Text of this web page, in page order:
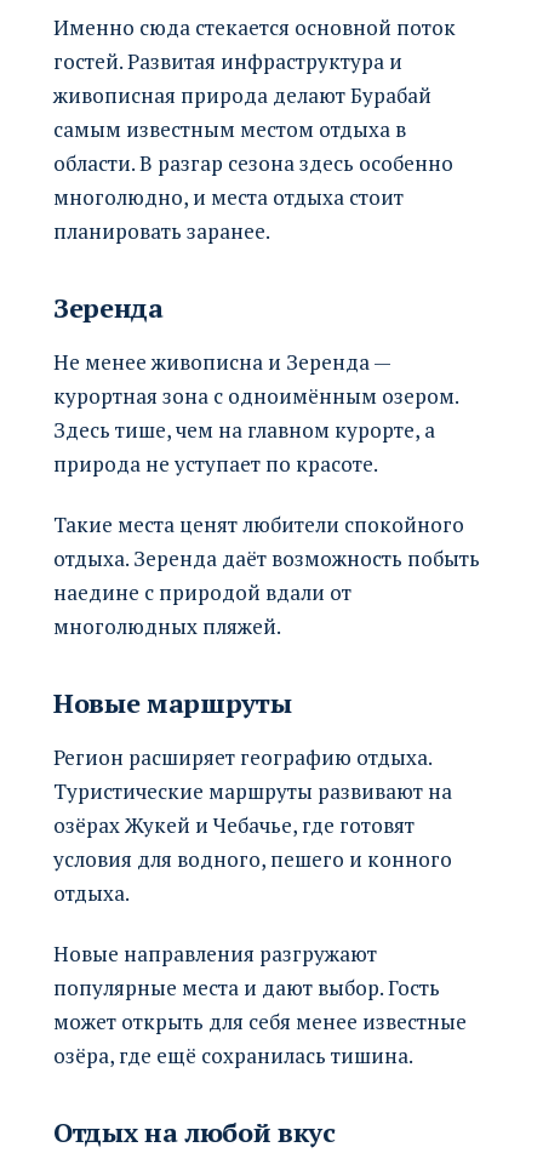
Именно сюда стекается основной поток
гостей. Развитая инфраструктура и
живописная природа делают Бурабай
самым известным местом отдыха в
области. В разгар сезона здесь особенно
многолюдно, и места отдыха стоит
планировать заранее.
Зеренда
Не менее живописна и Зеренда —
курортная зона с одноимённым озером.
Здесь тише, чем на главном курорте, а
природа не уступает по красоте.
Такие места ценят любители спокойного
отдыха. Зеренда даёт возможность побыть
наедине с природой вдали от
многолюдных пляжей.
Новые маршруты
Регион расширяет географию отдыха.
Туристические маршруты развивают на
озёрах Жукей и Чебачье, где готовят
условия для водного, пешего и конного
отдыха.
Новые направления разгружают
популярные места и дают выбор. Гость
может открыть для себя менее известные
озёра, где ещё сохранилась тишина.
Отдых на любой вкус